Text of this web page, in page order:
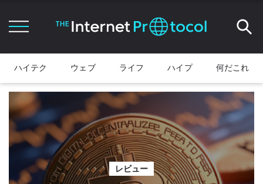
ハイテク ウェブ ライフ ハイプ 何だこれ
レビュー